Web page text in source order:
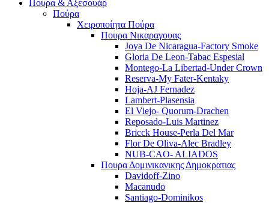
Πούρα & Αξεσουάρ
Πούρα
Χειροποίητα Πούρα
Πουρα Νικαραγουας
Joya De Nicaragua-Factory Smoke
Gloria De Leon-Tabac Espesial
Montego-La Libertad-Under Crown
Reserva-My Fater-Kentaky
Hoja-AJ Fernadez
Lambert-Plasensia
El Viejo- Quorum-Drachen
Reposado-Luis Martinez
Bricck House-Perla Del Mar
Flor De Oliva-Alec Bradley
NUB-CAO- ALIADOS
Πουρα Δομινικανικης Δημοκρατιας
Davidoff-Zino
Macanudo
Santiago-Dominikos